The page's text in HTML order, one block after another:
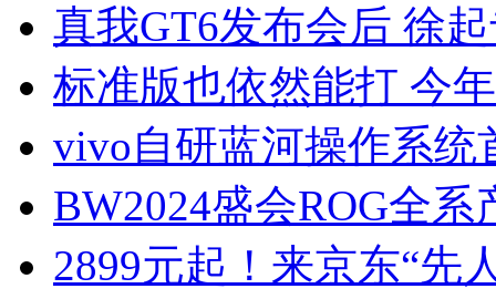
真我GT6发布会后 徐
标准版也依然能打 今
vivo自研蓝河操作系统
BW2024盛会ROG全
2899元起！来京东“先